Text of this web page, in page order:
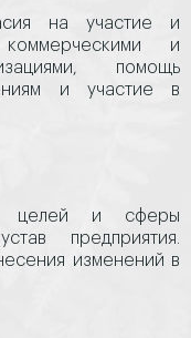
на участие и
и
помощь
и участие в
целей и сферы
предприятия.
изменений в